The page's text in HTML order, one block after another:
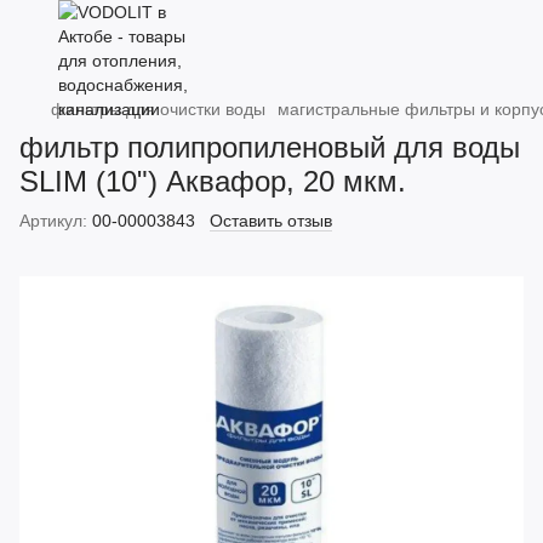
фильтры для очистки воды магистральные фильтры и
фильтр полипропиленовый для воды
SLIM (10") Аквафор, 20 мкм.
Артикул: 00-00003843 Оставить отзыв